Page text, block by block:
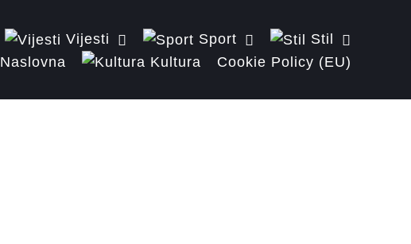
Vijesti Sport
Stil
Naslovna
Kultura Cookie Policy (EU)